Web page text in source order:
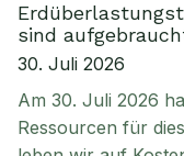
sind
30. Juli 2026
Am 30. Juli 2026
Ressourcen für